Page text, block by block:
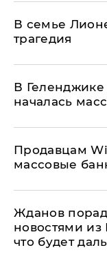
В семье
трагедия
В
началась
Продавцам
массовые
Жданов
новостями
что будет